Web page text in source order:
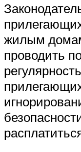
жилым
проводить